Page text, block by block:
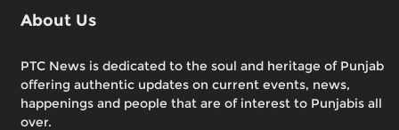
About Us
PTC News is dedicated to the soul and heritage of Punjab
offering authentic updates on current events, news,
happenings and people that are of interest to Punjabis all
over.